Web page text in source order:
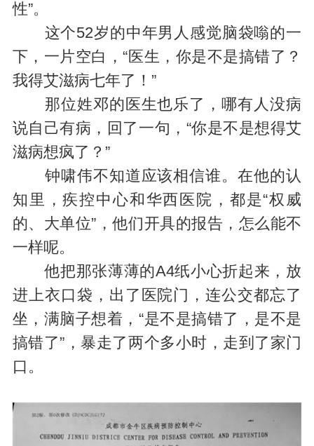
性”。
这个52岁的中年男人感觉脑袋嗡的一
下，一片空白，“医生，你是不是搞错了？
我得艾滋病七年了！”
那位姓邓的医生也乐了，哪有人没病
说自己有病，回了一句，“你是不是想得艾
滋病想疯了？”
钟啸伟不知道应该相信谁。在他的认
知里，疾控中心和华西医院，都是“权威
的、大单位”，他们开具的报告，怎么能不
一样呢。
他把那张薄薄的A4纸小心折起来，放
进上衣口袋，出了医院门，连公交都忘了
坐，满脑子想着，“是不是搞错了，是不是
搞错了”，暴走了两个多小时，走到了家门
口。